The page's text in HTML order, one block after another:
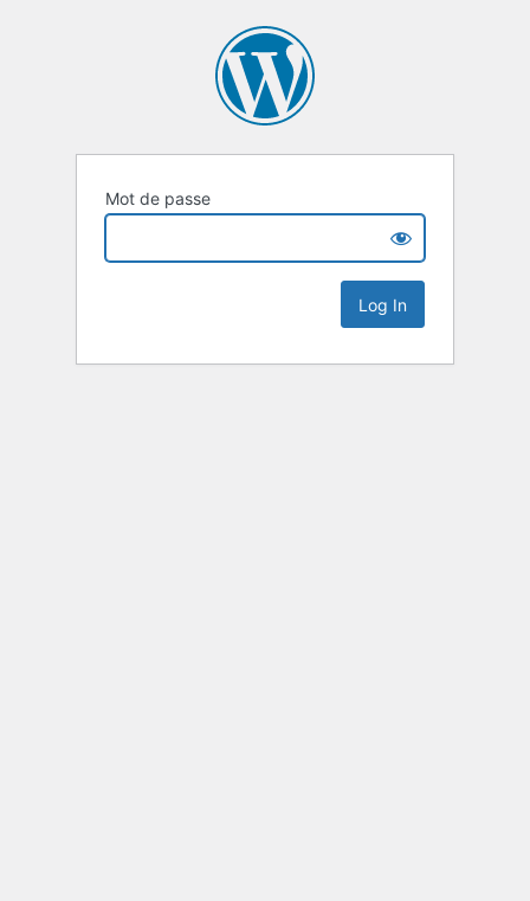
Mot de passe